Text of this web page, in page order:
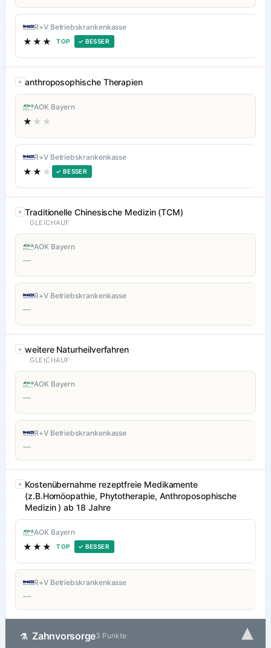
R+V Betriebskrankenkasse
★★★ TOP ✓ BESSER
anthroposophische Therapien
AOK Bayern
★ ★★
R+V Betriebskrankenkasse
★★ ★ ✓ BESSER
Traditionelle Chinesische Medizin (TCM)
GLEICHAUF
AOK Bayern
—
R+V Betriebskrankenkasse
—
weitere Naturheilverfahren
GLEICHAUF
AOK Bayern
—
R+V Betriebskrankenkasse
—
Kostenübernahme rezeptfreie Medikamente
(z.B.Homöopathie, Phytotherapie, Anthroposophische
Medizin ) ab 18 Jahre
AOK Bayern
★★★ TOP ✓ BESSER
R+V Betriebskrankenkasse
—
⚗ Zahnvorsorge3 Punkte ▾